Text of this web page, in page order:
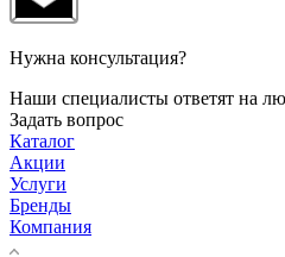
Нужна консультация?
Наши специалисты ответят на
Задать вопрос
Каталог
Акции
Услуги
Бренды
Компания